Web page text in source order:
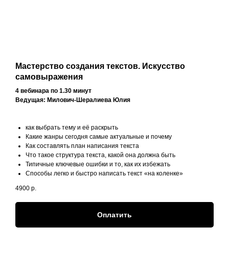
Мастерство создания текстов. Искусство
самовыражения
4 вебинара по 1.30 минут
Ведущая: Милович-Шералиева Юлия
как выбрать тему и её раскрыть
Какие жанры сегодня самые актуальные и почему
Как составлять план написания текста
Что такое структура текста, какой она должна быть
Типичные ключевые ошибки и то, как их избежать
Способы легко и быстро написать текст «на коленке»
4900 р.
Оплатить